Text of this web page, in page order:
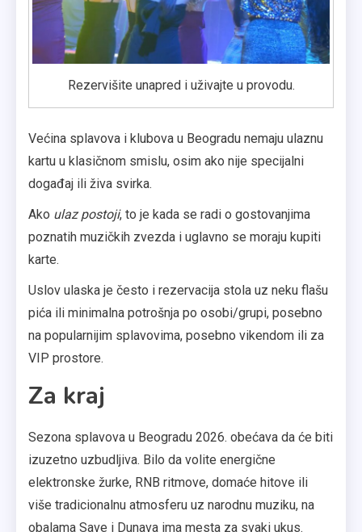
Rezervišite unapred i uživajte u provodu.
Većina splavova i klubova u Beogradu nemaju ulaznu
kartu u klasičnom smislu, osim ako nije specijalni
događaj ili živa svirka.
Ako ulaz postoji, to je kada se radi o gostovanjima
poznatih muzičkih zvezda i uglavno se moraju kupiti
karte.
Uslov ulaska je često i rezervacija stola uz neku flašu
pića ili minimalna potrošnja po osobi/grupi, posebno
na popularnijim splavovima, posebno vikendom ili za
VIP prostore.
Za kraj
Sezona splavova u Beogradu 2026. obećava da će biti
izuzetno uzbudljiva. Bilo da volite energične
elektronske žurke, RNB ritmove, domaće hitove ili
više tradicionalnu atmosferu uz narodnu muziku, na
obalama Save i Dunava ima mesta za svaki ukus.